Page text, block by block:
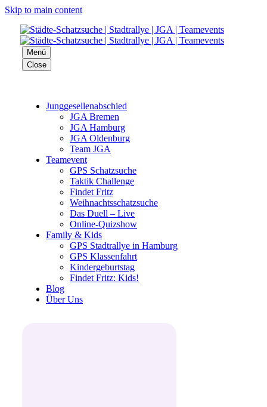
Skip to main content
Menü
Close
Jung­ge­sel­len­ab­schied
JGA Bre­men
JGA Ham­burg
JGA Olden­burg
Team JGA
Team­e­vent
GPS Schatz­su­che
Tak­tik Chall­enge
Fin­det Fritz
Weih­nachts­schatz­su­che
Das Duell – Live
Online-Qui­z­­show
Fami­ly & Kids
GPS Stadt­ral­lye in Ham­burg
GPS Klas­sen­fahrt
Kin­der­ge­burts­tag
Fin­det Fritz: Kids!
Blog
Über Uns